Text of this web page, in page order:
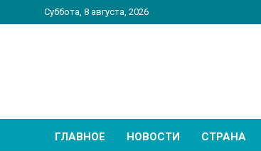
к
Суббота, 8 августа, 2026
ГЛАВНОЕ НОВОСТИ СТРАНА